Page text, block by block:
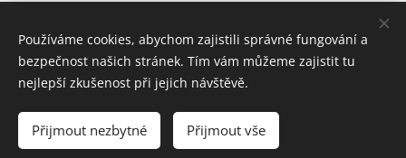
© 2024 Všechna práva vyhrazena
Vytvořeno službouWebnode
Používáme cookies, abychom zajistili správné fungování a
bezpečnost našich stránek. Tím vám můžeme zajistit tu
nejlepší zkušenost při jejich návštěvě.
Přijmout nezbytné Přijmout vše